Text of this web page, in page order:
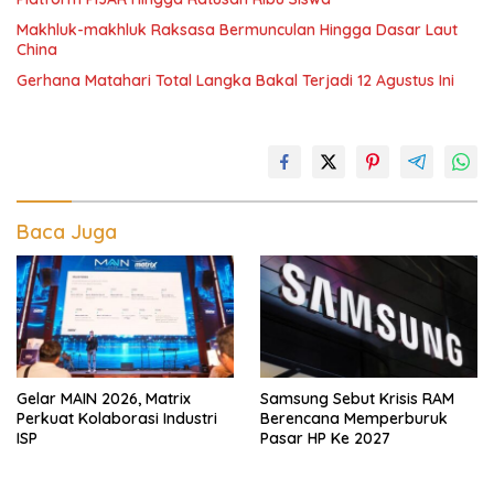
Makhluk-makhluk Raksasa Bermunculan Hingga Dasar Laut
China
Gerhana Matahari Total Langka Bakal Terjadi 12 Agustus Ini
Baca Juga
Gelar MAIN 2026, Matrix
Perkuat Kolaborasi Industri
ISP
Samsung Sebut Krisis RAM
Berencana Memperburuk
Pasar HP Ke 2027